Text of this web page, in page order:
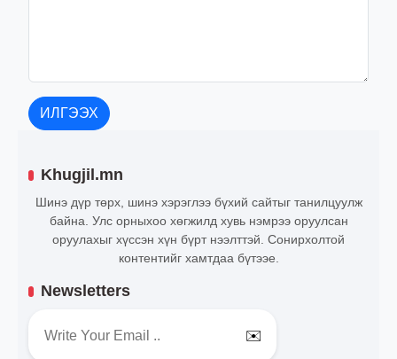
ИЛГЭЭХ
Khugjil.mn
Шинэ дүр төрх, шинэ хэрэглээ бүхий сайтыг танилцуулж
байна. Улс орныхоо хөгжилд хувь нэмрээ оруулсан
оруулахыг хүссэн хүн бүрт нээлттэй. Сонирхолтой
контентийг хамтдаа бүтээе.
Newsletters
✉️